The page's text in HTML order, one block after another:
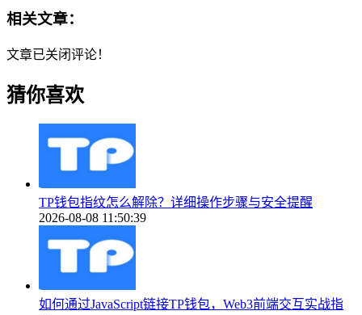
相关文章：
文章已关闭评论！
猜你喜欢
TP钱包指纹怎么解除？详细操作步骤与安全提醒
2026-08-08 11:50:39
如何通过JavaScript链接TP钱包，Web3前端交互实战指